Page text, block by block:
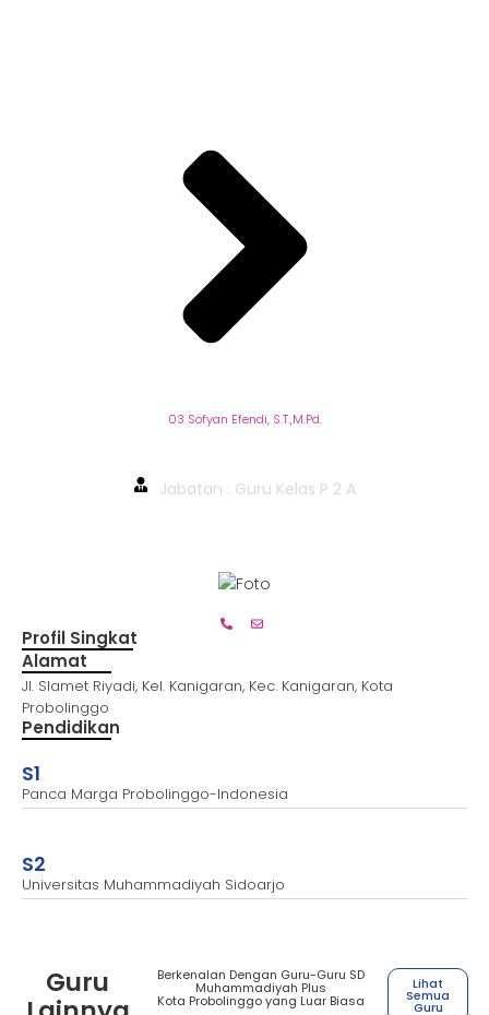
03 Sofyan Efendi, S.T.,M.Pd.
Jabatan : Guru Kelas P 2 A
Profil Singkat
Alamat
Jl. Slamet Riyadi, Kel. Kanigaran, Kec. Kanigaran, Kota
Probolinggo
Pendidikan
S1
Panca Marga Probolinggo-Indonesia
S2
Universitas Muhammadiyah Sidoarjo
Guru
Berkenalan Dengan Guru-Guru SD
Muhammadiyah Plus
Kota Probolinggo yang Luar Biasa
Lihat
Semua
Guru